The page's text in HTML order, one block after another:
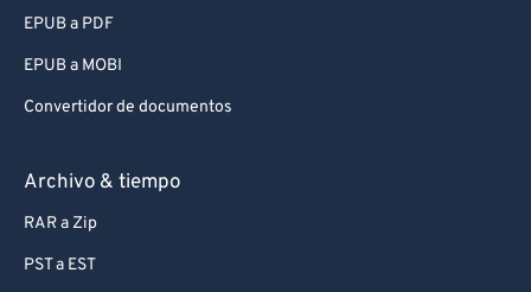
EPUB a PDF
EPUB a MOBI
Convertidor de documentos
Archivo & tiempo
RAR a Zip
PST a EST